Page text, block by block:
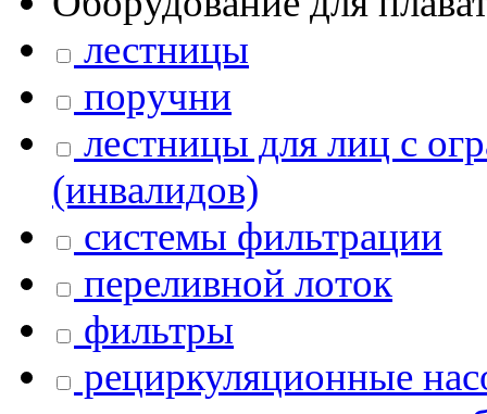
лестницы
поручни
лестницы для лиц с
(инвалидов)
системы фильтрации
переливной лоток
фильтры
рециркуляционные